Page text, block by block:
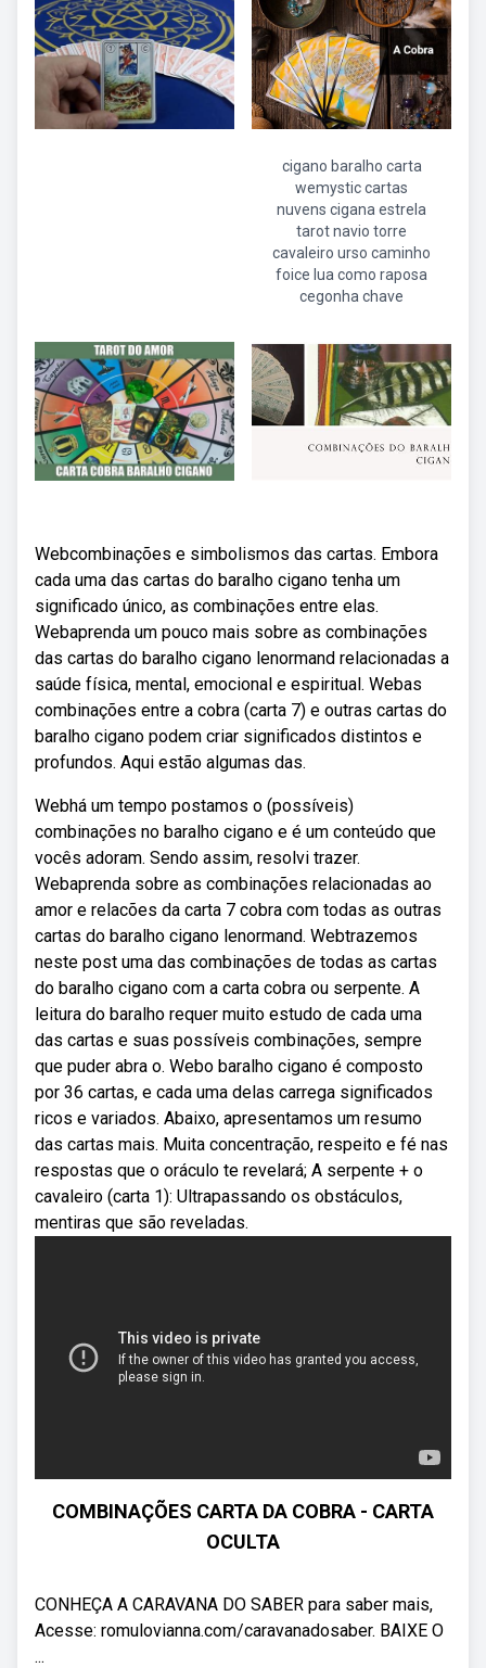
cigano baralho carta
wemystic cartas
nuvens cigana estrela
tarot navio torre
cavaleiro urso caminho
foice lua como raposa
cegonha chave
Webcombinações e simbolismos das cartas. Embora
cada uma das cartas do baralho cigano tenha um
significado único, as combinações entre elas.
Webaprenda um pouco mais sobre as combinações
das cartas do baralho cigano lenormand relacionadas a
saúde física, mental, emocional e espiritual. Webas
combinações entre a cobra (carta 7) e outras cartas do
baralho cigano podem criar significados distintos e
profundos. Aqui estão algumas das.
Webhá um tempo postamos o (possíveis)
combinações no baralho cigano e é um conteúdo que
vocês adoram. Sendo assim, resolvi trazer.
Webaprenda sobre as combinações relacionadas ao
amor e relacões da carta 7 cobra com todas as outras
cartas do baralho cigano lenormand. Webtrazemos
neste post uma das combinações de todas as cartas
do baralho cigano com a carta cobra ou serpente. A
leitura do baralho requer muito estudo de cada uma
das cartas e suas possíveis combinações, sempre
que puder abra o. Webo baralho cigano é composto
por 36 cartas, e cada uma delas carrega significados
ricos e variados. Abaixo, apresentamos um resumo
das cartas mais. Muita concentração, respeito e fé nas
respostas que o oráculo te revelará; A serpente + o
cavaleiro (carta 1): Ultrapassando os obstáculos,
mentiras que são reveladas.
COMBINAÇÕES CARTA DA COBRA - CARTA
OCULTA
CONHEÇA A CARAVANA DO SABER para saber mais,
Acesse: romulovianna.com/caravanadosaber. BAIXE O
...